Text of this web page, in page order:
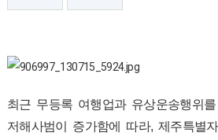
최근 무등록 여행업과 유상운송행위
저해사범이 증가함에 따라, 제주특별